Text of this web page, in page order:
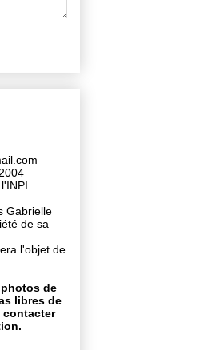
Gabrielle
de sa
l'objet de
de
libres de
contacter